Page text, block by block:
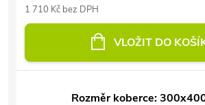
1 710 Kč bez DPH
VLOŽIT DO
Rozměr koberce: